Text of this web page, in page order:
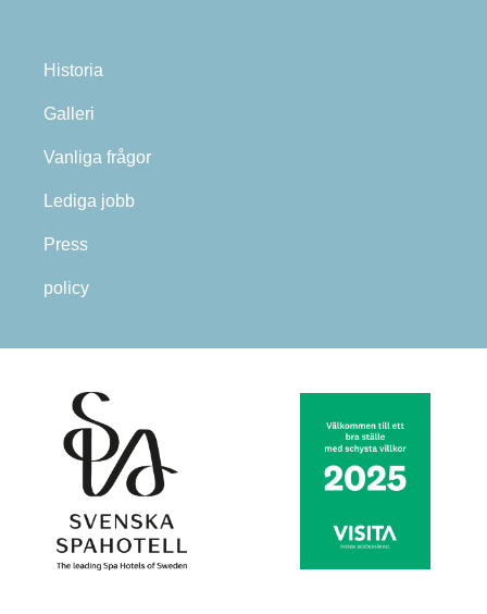
Historia
Galleri
Vanliga frågor
Lediga jobb
Press
policy